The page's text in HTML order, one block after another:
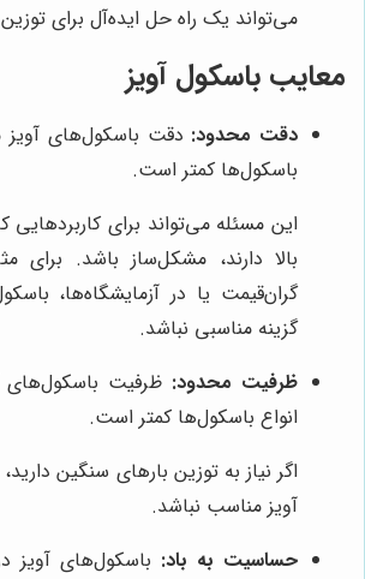
می‌تواند یک راه حل ایده‌آل برای
معایب باسکول آویز
دقت محدود: دقت باسکول‌های آویز
باسکول‌ها کمتر است.
این مسئله می‌تواند برای کاربردهایی
بالا دارند، مشکل‌ساز باشد. برای
گران‌قیمت یا در آزمایشگاه‌ها،
گزینه مناسبی نباشد.
ظرفیت محدود: ظرفیت باسکول‌های
انواع باسکول‌ها کمتر است.
اگر نیاز به توزین بارهای سنگین
آویز مناسب نباشد.
حساسیت به باد: باسکول‌های آویز